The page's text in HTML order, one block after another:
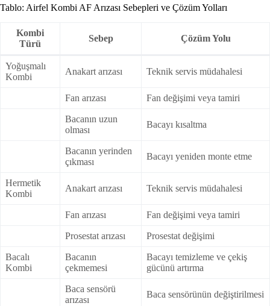
Tablo: Airfel Kombi AF Arızası Sebepleri ve Çözüm Yolları
Kombi
Türü
Sebep Çözüm Yolu
Yoğuşmalı
Kombi
Anakart arızası Teknik servis müdahalesi
Fan arızası Fan değişimi veya tamiri
Bacanın uzun
olması
Bacayı kısaltma
Bacanın yerinden
çıkması
Bacayı yeniden monte etme
Hermetik
Kombi
Anakart arızası Teknik servis müdahalesi
Fan arızası Fan değişimi veya tamiri
Prosestat arızası Prosestat değişimi
Bacalı
Kombi
Bacanın
çekmemesi
Bacayı temizleme ve çekiş
gücünü artırma
Baca sensörü
arızası
Baca sensörünün değiştirilmesi